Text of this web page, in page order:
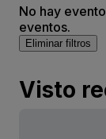
No hay
eventos.
Eliminar filtros
Visto